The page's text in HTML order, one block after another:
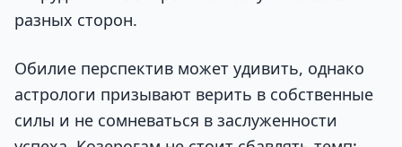
разных сторон.
Обилие перспектив может удивить, однако
астрологи призывают верить в собственные
силы и не сомневаться в заслуженности